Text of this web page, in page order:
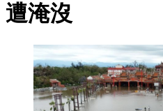
遭淹沒